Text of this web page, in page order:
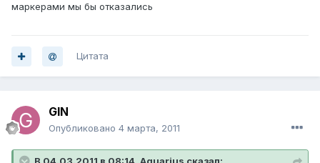
маркерами мы бы отказались
Цитата
GIN
Опубликовано 4 марта, 2011